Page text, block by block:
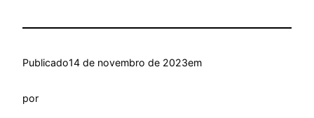
Publicado14 de novembro de 2023em
por